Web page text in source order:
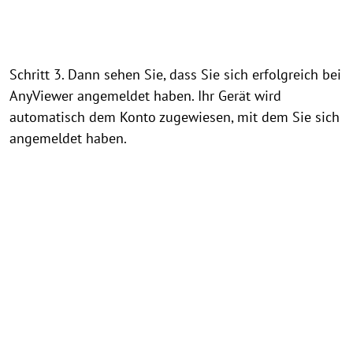
Schritt 3. Dann sehen Sie, dass Sie sich erfolgreich bei
AnyViewer angemeldet haben. Ihr Gerät wird
automatisch dem Konto zugewiesen, mit dem Sie sich
angemeldet haben.